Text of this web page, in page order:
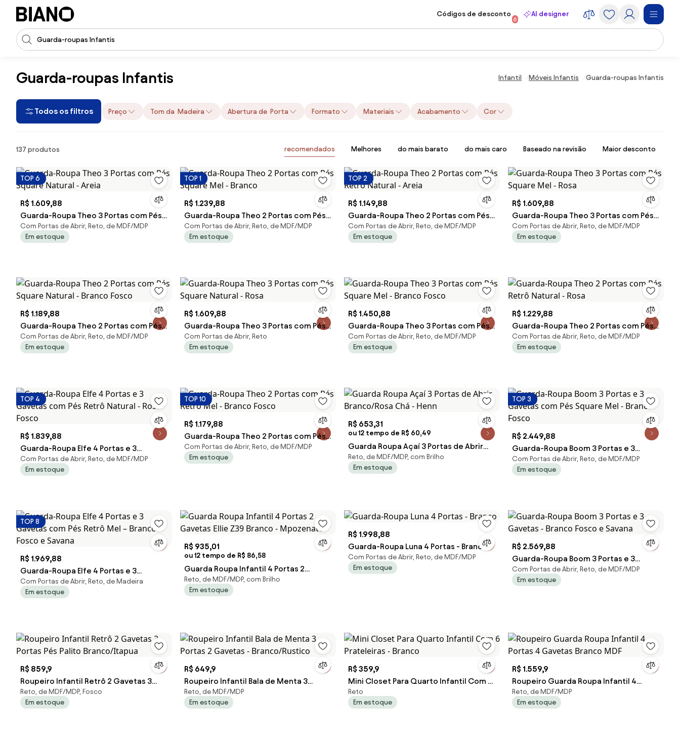
Saltar para o conteúdo
Entrada de pesquisa
Códigos de desconto
6
AI designer
Guarda-roupas Infantis Infantil Móveis Infantis Guarda-roupas Infantis
Todos os filtros Preço Tom da Madeira Abertura de Porta Formato Materiais Acabamento Cor
Produtos
137 produtos recomendados Melhores do mais barato do mais caro Baseado na revisão Maior desconto
TOP 6
R$ 1.609,88
Guarda-Roupa Theo 3 Portas com Pés
Square Natural - Areia
Com Portas de Abrir, Reto, de MDF/MDP
Em estoque
TOP 1
R$ 1.239,88
Guarda-Roupa Theo 2 Portas com Pés
Square Mel - Branco
Com Portas de Abrir, Reto, de MDF/MDP
Em estoque
TOP 2
R$ 1.149,88
Guarda-Roupa Theo 2 Portas com Pés
Retrô Natural - Areia
Com Portas de Abrir, Reto, de MDF/MDP
Em estoque
R$ 1.609,88
Guarda-Roupa Theo 3 Portas com Pés
Square Mel - Rosa
Com Portas de Abrir, Reto, de MDF/MDP
Em estoque
R$ 1.189,88
Guarda-Roupa Theo 2 Portas com Pés
Square Natural - Branco Fosco
Com Portas de Abrir, Reto, de MDF/MDP
Em estoque
R$ 1.609,88
Guarda-Roupa Theo 3 Portas com Pés
Square Natural - Rosa
Com Portas de Abrir, Reto
Em estoque
R$ 1.450,88
Guarda-Roupa Theo 3 Portas com Pés
Square Mel - Branco Fosco
Com Portas de Abrir, Reto, de MDF/MDP
Em estoque
R$ 1.229,88
Guarda-Roupa Theo 2 Portas com Pés
Retrô Natural - Rosa
Com Portas de Abrir, Reto, de MDF/MDP
Em estoque
TOP 4
R$ 1.839,88
Guarda-Roupa Elfe 4 Portas e 3
Gavetas com Pés Retrô Natural - Rosa
Fosco
Com Portas de Abrir, Reto, de MDF/MDP
Em estoque
TOP 10
R$ 1.179,88
Guarda-Roupa Theo 2 Portas com Pés
Retrô Mel - Branco Fosco
Com Portas de Abrir, Reto, de MDF/MDP
Em estoque
R$ 653,31
ou 12 tempo de R$ 60,49
Guarda Roupa Açaí 3 Portas de Abrir
Branco/Rosa Chá - Henn
Reto, de MDF/MDP, com Brilho
Em estoque
TOP 3
R$ 2.449,88
Guarda-Roupa Boom 3 Portas e 3
Gavetas com Pés Square Mel - Branco
Fosco
Com Portas de Abrir, Reto, de MDF/MDP
Em estoque
TOP 8
R$ 1.969,88
Guarda-Roupa Elfe 4 Portas e 3
Gavetas com Pés Retrô Mel – Branco
Fosco e Savana
Com Portas de Abrir, Reto, de Madeira
Em estoque
R$ 935,01
ou 12 tempo de R$ 86,58
Guarda Roupa Infantil 4 Portas 2
Gavetas Ellie Z39 Branco - Mpozenato
Reto, de MDF/MDP, com Brilho
Em estoque
R$ 1.998,88
Guarda-Roupa Luna 4 Portas - Branco
Com Portas de Abrir, Reto, de MDF/MDP
Em estoque
R$ 2.569,88
Guarda-Roupa Boom 3 Portas e 3
Gavetas - Branco Fosco e Savana
Com Portas de Abrir, Reto, de MDF/MDP
Em estoque
R$ 859,9
Roupeiro Infantil Retrô 2 Gavetas 3
Portas Pés Palito Branco/Itapua
Reto, de MDF/MDP, Fosco
Em estoque
R$ 649,9
Roupeiro Infantil Bala de Menta 3
Portas 2 Gavetas - Branco/Rustico
Reto, de MDF/MDP
Em estoque
R$ 359,9
Mini Closet Para Quarto Infantil Com 6
Prateleiras - Branco
Reto
Em estoque
R$ 1.559,9
Roupeiro Guarda Roupa Infantil 4
Portas 4 Gavetas Branco MDF
Reto, de MDF/MDP
Em estoque